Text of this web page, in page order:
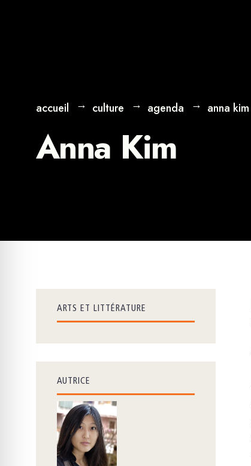
accueil culture agenda anna kim
Anna Kim
ARTS ET LITTÉRATURE
AUTRICE